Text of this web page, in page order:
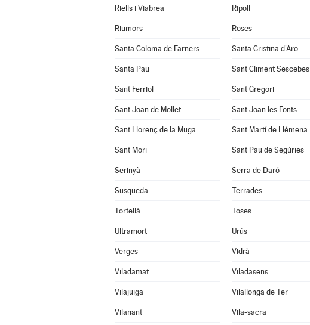
Riells i Viabrea Ripoll
Riumors Roses
Santa Coloma de Farners Santa Cristina d'Aro
Santa Pau Sant Climent Sescebes
Sant Ferriol Sant Gregori
Sant Joan de Mollet Sant Joan les Fonts
Sant Llorenç de la Muga Sant Martí de Llémena
Sant Mori Sant Pau de Segúries
Serinyà Serra de Daró
Susqueda Terrades
Tortellà Toses
Ultramort Urús
Verges Vidrà
Viladamat Viladasens
Vilajuïga Vilallonga de Ter
Vilanant Vila-sacra